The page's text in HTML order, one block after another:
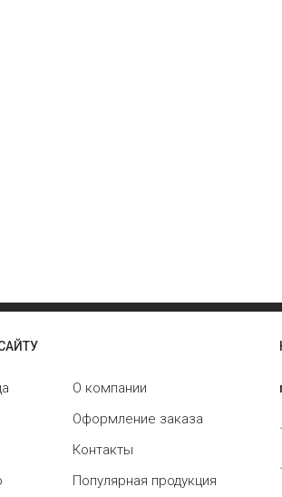
О компании
Оформление заказа
Контакты
Популярная продукция